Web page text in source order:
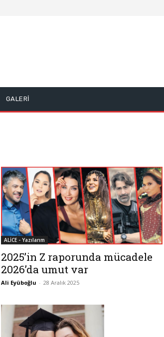
GALERİ
ALİCE - Yazılarım
2025’in Z raporunda mücadele
2026’da umut var
Ali Eyüboğlu - 28 Aralık 2025